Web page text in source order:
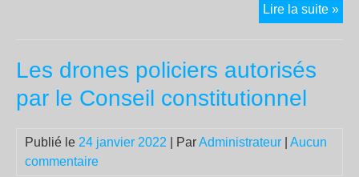
Lire la suite »
sur
Les drones policiers autorisés
par le Conseil constitutionnel
Publié le 24 janvier 2022 | ParAdministrateur
Aucun
commentaire